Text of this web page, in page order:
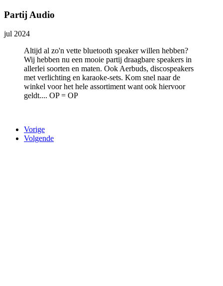
Partij Audio
jul 2024
Altijd al zo'n vette bluetooth speaker willen hebben?
Wij hebben nu een mooie partij draagbare speakers in
allerlei soorten en maten. Ook Aerbuds, discospeakers
met verlichting en karaoke-sets. Kom snel naar de
winkel voor het hele assortiment want ook hiervoor
geldt.... OP = OP
Vorige
Volgende